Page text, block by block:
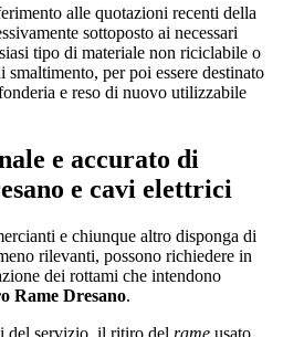
alle quotazioni recenti della
sottoposto ai necessari
tipo di materiale non riciclabile o
smaltimento, per poi essere destinato
e reso di nuovo utilizzabile
e accurato di
e cavi elettrici
e chiunque altro disponga di
rilevanti, possono richiedere in
dei rottami che intendono
Rame Dresano.
del servizio, il ritiro del rame usato